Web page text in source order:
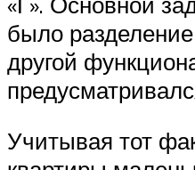
было
другой
Учитывая тот